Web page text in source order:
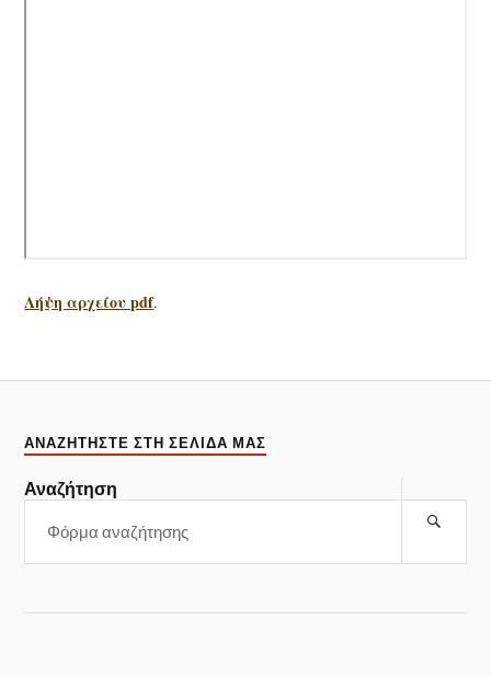
Λήψη αρχείου pdf.
ΑΝΑΖΗΤΉΣΤΕ ΣΤΗ ΣΕΛΊΔΑ ΜΑΣ
Αναζήτηση